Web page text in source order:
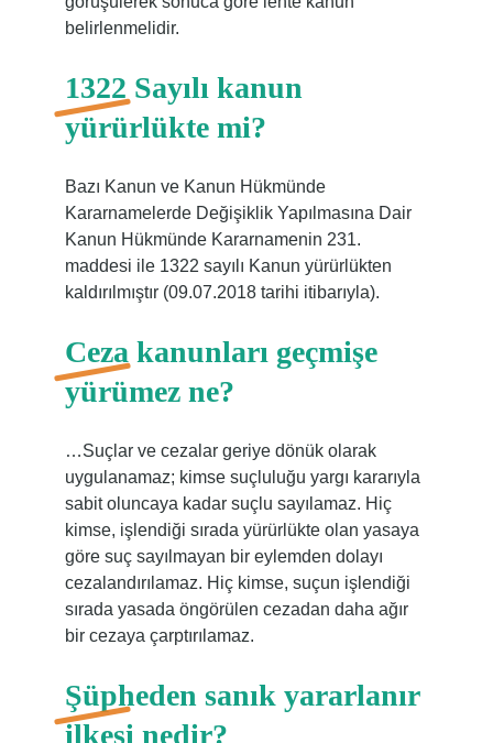
belirlenmelidir.
1322 Sayılı kanun
yürürlükte mi?
Bazı Kanun ve Kanun Hükmünde
Kararnamelerde Değişiklik Yapılmasına Dair
Kanun Hükmünde Kararnamenin 231.
maddesi ile 1322 sayılı Kanun yürürlükten
kaldırılmıştır (09.07.2018 tarihi itibarıyla).
Ceza kanunları geçmişe
yürümez ne?
…Suçlar ve cezalar geriye dönük olarak
uygulanamaz; kimse suçluluğu yargı kararıyla
sabit oluncaya kadar suçlu sayılamaz. Hiç
kimse, işlendiği sırada yürürlükte olan yasaya
göre suç sayılmayan bir eylemden dolayı
cezalandırılamaz. Hiç kimse, suçun işlendiği
sırada yasada öngörülen cezadan daha ağır
bir cezaya çarptırılamaz.
Şüpheden sanık yararlanır
ilkesi nedir?